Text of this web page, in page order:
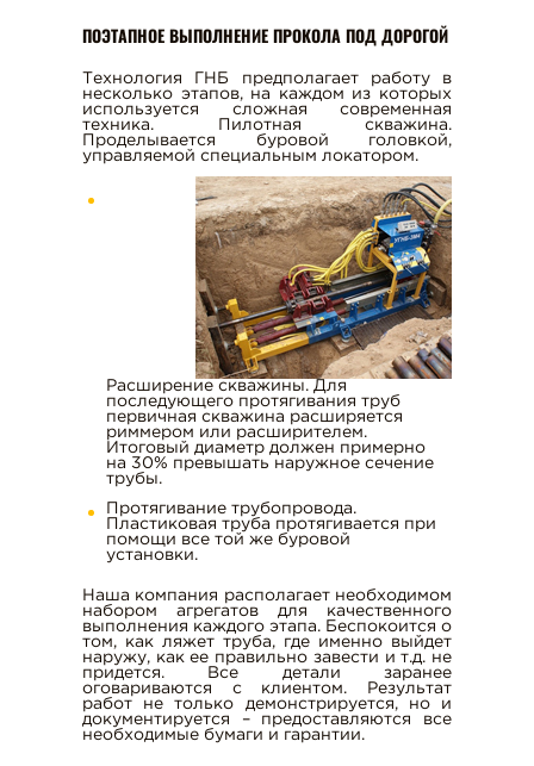
АРЕНДА ГРУНТОВОГО КАТКА
АРЕНДА БУЛЬДОЗЕРА
АРЕНДА ТРАКТОРА
АРЕНДА ГИДРОКЛИНА
АРЕНДА ФРОНТАЛЬНОГО
ПРОКОЛ ГРУНТА ПОД ДОРОГОЙ
АРЕНДА МАНИПУЛЯТОРА
АРЕНДА ЭКСКАВАТОРА
АРЕНДА ЭКСКАВАТОРА-
ПОГРУЗЧИКА
АРЕНДА ГИДРОМОЛОТА
ДОСТАВКА БЕТОНА
АРЕНДА МИНИЭКСКАВАТОРА
АРЕНДА ЭКСКАВАТОРА НА
РЕЗИНОВЫХ ГУСЕНИЦАХ
АРЕНДА ГРЕЙДЕРА
АРЕНДА ГУСЕНИЧНОГО
ПОЭТАПНОЕ ВЫПОЛНЕНИЕ ПРОКОЛА ПОД ДОРОГОЙ
Технология ГНБ предполагает работу в
несколько этапов, на каждом из которых
используется сложная современная
техника. Пилотная скважина.
Проделывается буровой головкой,
управляемой специальным локатором.
Расширение скважины. Для
последующего протягивания труб
первичная скважина расширяется
риммером или расширителем.
Итоговый диаметр должен примерно
на 30% превышать наружное сечение
трубы.
Протягивание трубопровода.
Пластиковая труба протягивается при
помощи все той же буровой
установки.
Наша компания располагает необходимом
набором агрегатов для качественного
выполнения каждого этапа. Беспокоится о
том, как ляжет труба, где именно выйдет
наружу, как ее правильно завести и т.д. не
придется. Все детали заранее
оговариваются с клиентом. Результат
работ не только демонстрируется, но и
документируется – предоставляются все
необходимые бумаги и гарантии.